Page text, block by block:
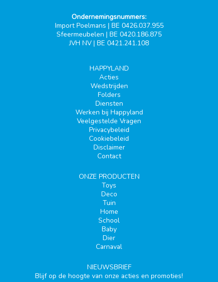
Ondernemingsnummers:
Import Poelmans | BE 0426.037.955
Sfeermeubelen | BE 0420.186.875
JVH NV | BE 0421.241.108
HAPPYLAND
Acties
Wedstrijden
Folders
Diensten
Werken bij Happyland
Veelgestelde Vragen
Privacybeleid
Cookiebeleid
Disclaimer
Contact
ONZE PRODUCTEN
Toys
Deco
Tuin
Home
School
Baby
Dier
Carnaval
NIEUWSBRIEF
Blijf op de hoogte van onze acties en promoties!